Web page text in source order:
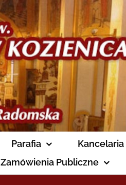
Parafia Kancelaria
Zamówienia Publiczne